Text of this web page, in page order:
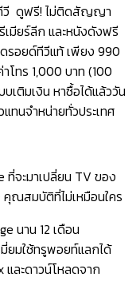
วี ดูฟรี! ไม่ติดสัญญา
เมียร์ลีก และหนังดังฟรี
รอยด์ทีวีแท้ เพียง 990
โทร 1,000 บาท (100
เติมเงิน หาซื้อได้แล้ววัน
ทนจำหน่ายทั่วประเทศ
จะมาเปลี่ยน TV ของ
ณสมบัติที่ไม่เหมือนใคร
นาน 12 เดือน
ยมใช้ทรูพอยท์แลกได้
ละดาวน์โหลดจาก